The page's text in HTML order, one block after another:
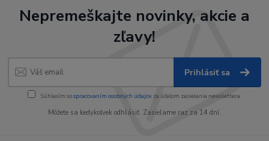
Nepremeškajte novinky, akcie a
zľavy!
Prihlásiť sa
Súhlasím sospracovaním osobných údajov za účelom zasielania newslettera.
Môžete sa kedykoľvek odhlásiť. Zasielame raz za 14 dní.